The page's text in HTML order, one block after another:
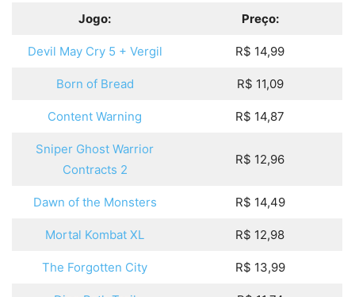
Jogo: Preço:
Devil May Cry 5 + Vergil R$ 14,99
Born of Bread R$ 11,09
Content Warning R$ 14,87
Sniper Ghost Warrior
Contracts 2
R$ 12,96
Dawn of the Monsters R$ 14,49
Mortal Kombat XL R$ 12,98
The Forgotten City R$ 13,99